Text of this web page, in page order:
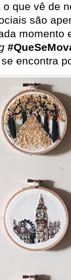
que vê de
são
momento
encontra